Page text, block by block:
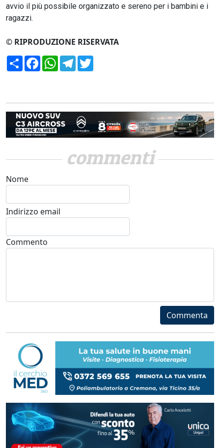
avvio il più possibile organizzato e sereno per i bambini e i
ragazzi.
© RIPRODUZIONE RISERVATA
CondividiFacebookWhatsApp
Telegram
commenti
Nome
Indirizzo email
Commento
Commenta